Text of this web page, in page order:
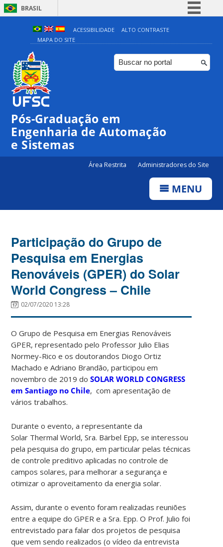
BRASIL
Simplifique!
Comunica BR
Participe
ACESSIBILIDADE
ALTO CONTRASTE
MAPA DO SITE
Pós-Graduação em
Engenharia de Automação
e Sistemas
Área Restrita Administradores do Site
MENU
Participação do Grupo de
Pesquisa em Energias
Renováveis (GPER) do Solar
World Congress – Chile
02/07/2020 13:28
O Grupo de Pesquisa em Energias Renováveis
GPER, representado pelo Professor Julio Elias
Normey-Rico e os doutorandos Diogo Ortiz
Machado e Adriano Brandão, participou em
novembro de 2019 doSOLAR WORLD CONGRESS
em Santiago no Chile, com apresentação de
vários trabalhos.
Durante o evento, a representante da
Solar Thermal World, Sra. Bärbel Epp, se interessou
pela pesquisa do grupo, em particular pelas técnicas
de controle preditivo aplicadas no controle de
campos solares, para melhorar a segurança e
otimizar o aproveitamento da energia solar.
Assim, durante o evento foram realizadas reuniões
entre a equipe do GPER e a Sra. Epp. O Prof. Julio foi
entrevistado para falar dos projetos de pesquisa
que vem sendo realizados (o vídeo da entrevista